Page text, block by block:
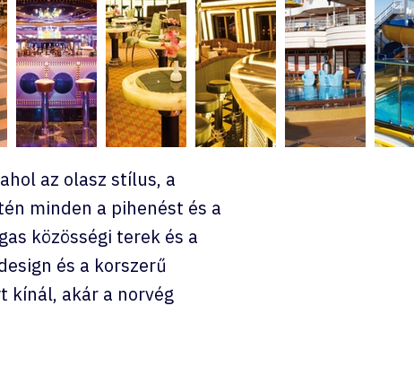
az olasz stílus, a
minden a pihenést és a
közösségi terek és a
és a korszerű
kínál, akár a norvég